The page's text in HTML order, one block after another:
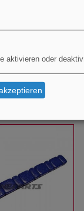
Zink 15
6.0/6.4
KAUFEN
aktivieren oder